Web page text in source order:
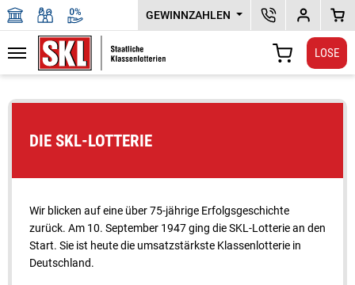
GEWINNZAHLEN
SKL DEPOTPLUS
Navigation
LOSE
DIE SKL-LOTTERIE
Wir blicken auf eine über 75-jährige Erfolgs­geschichte
zurück. Am 10. September 1947 ging die SKL-Lotterie an den
Start. Sie ist heute die umsatz­stärkste Klassenlotterie in
Deutschland.